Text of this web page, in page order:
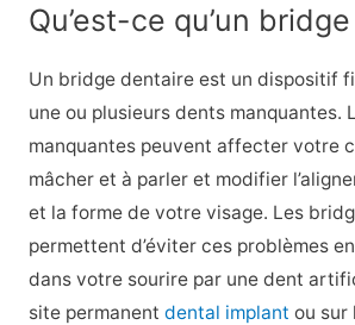
Qu’est-ce qu’un
Un bridge dentaire est un dispositif
une ou plusieurs dents manquantes.
manquantes peuvent affecter votre
mâcher et à parler et modifier
et la forme de votre visage. Les
permettent d’éviter ces problèmes
dans votre sourire par une dent
site permanent dental implant ou sur